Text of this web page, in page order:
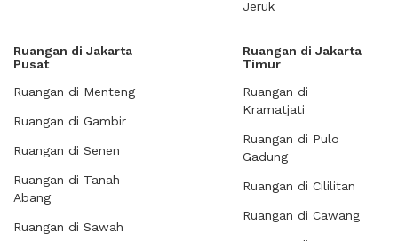
Jeruk
Ruangan di Jakarta
Pusat
Ruangan di Menteng
Ruangan di Gambir
Ruangan di Senen
Ruangan di Tanah
Abang
Ruangan di Sawah
Ruangan di Jakarta
Timur
Ruangan di
Kramatjati
Ruangan di Pulo
Gadung
Ruangan di Cililitan
Ruangan di Cawang